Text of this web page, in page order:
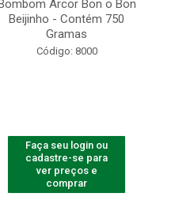
Arcor Bon o Bon
Beijinho - Contém 750
Gramas
Código: 8000
Faça seu login ou
cadastre-se para
ver preços e
comprar